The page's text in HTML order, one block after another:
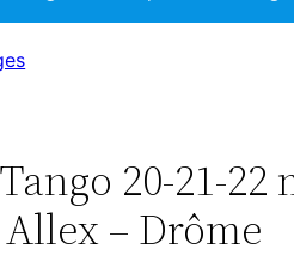
20-21-
– Drôme